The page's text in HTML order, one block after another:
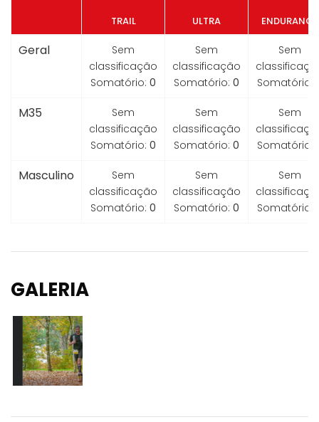
TRAIL ULTRA ENDURANCE
Geral
Sem
classificação
Somatório: 0
Sem
classificação
Somatório: 0
Sem
Somatório:
M35
Sem
classificação
Somatório: 0
Sem
classificação
Somatório: 0
Sem
Somatório:
Masculino
Sem
classificação
Somatório: 0
Sem
classificação
Somatório: 0
Sem
Somatório:
GALERIA